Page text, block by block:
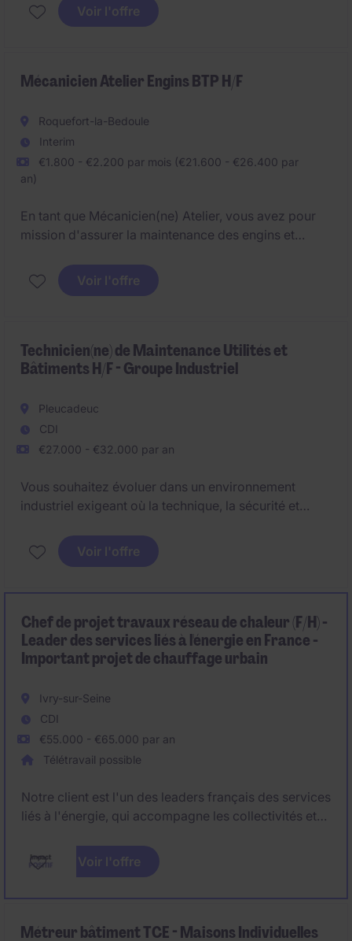
Voir l'offre
Mécanicien Atelier Engins BTP H/F
Roquefort-la-Bedoule
Interim
€1.800 - €2.200 par mois (€21.600 - €26.400 par
an)
En tant que Mécanicien(ne) Atelier, vous avez pour
mission d'assurer la maintenance des engins et
Voir l'offre
Technicien(ne) de Maintenance Utilités et
Bâtiments H/F - Groupe Industriel
Pleucadeuc
CDI
€27.000 - €32.000 par an
Vous souhaitez évoluer dans un environnement
industriel exigeant où la technique, la sécurité et
Nous recrutons un(e) Technicien(ne) de Maintenance
Utilités et Bâtiments pour accompagner la
industriel unique.
Voir l'offre
Chef de projet travaux réseau de chaleur (F/H) -
Leader des services liés à l'énergie en France -
Important projet de chauffage urbain
Ivry-sur-Seine
CDI
€55.000 - €65.000 par an
Télétravail possible
Notre client est l'un des leaders français des services
liés à l'énergie, qui accompagne les collectivités et
réseaux de chaleur et de froid urbain depuis plus de
40 ans.
d'extension d'un réseau de chaleur urbain de 50 MW,
Voir l'offre
Métreur bâtiment TCE - Maisons Individuelles